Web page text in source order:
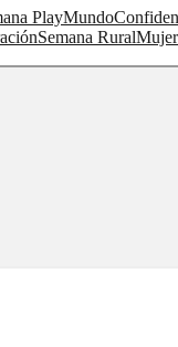
PlayMundo
Semana Rural